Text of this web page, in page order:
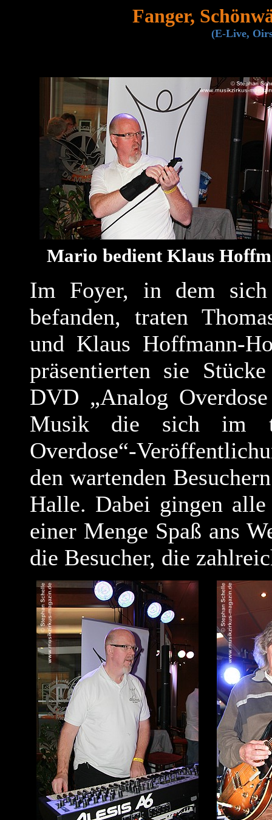
Fanger,
(E-Live,
Mario bedient Klaus
Im Foyer, in dem
befanden, traten
und Klaus Hoffmann-
präsentierten sie
DVD „Analog
Musik die sich im
Overdose“-
den wartenden
Halle. Dabei gingen
einer Menge Spaß ans
die Besucher, die